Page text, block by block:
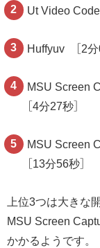
Ut Video
Huffyuv ［2分
MSU Screen
［4分27秒］
MSU Screen
［13分56秒］
上位3つは大きな
MSU Screen
かかるようです。